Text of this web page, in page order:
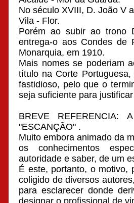
No século XVIII, D. João V
Vila - Flor.
Porém ao subir ao trono
entrega-o aos Condes de
Monarquia, em 1910.
Mais nomes se poderiam
título na Corte
fastidioso, pelo que o
seja suficiente para
BREVE REFERENCIA:
"ESCANÇÃO" .
Muito embora animado da
os conhecimentos
autoridade e saber, de um
É este, portanto, o motivo,
coligido de diversos
para esclarecer donde
designar o profissional de